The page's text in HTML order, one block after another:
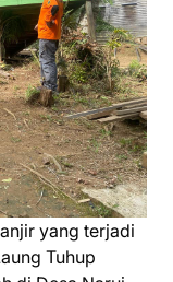
yang terjadi
Tuhup